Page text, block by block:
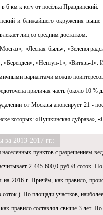
6 км к югу от посёлка Правдинский.
и ближайшего окружения
лиц со средним достатком.
«Лесная быль»,
«Берендеи», «Нептун-1», «Витязь-
вариантами можно
приличая часть (около 10 %
от Москвы анонсирует 21 -
которых: «Пушкинская дубрава»,
за 2013-2017 гг.:
пунктов с разрешением
2 445 600,0 руб./8 соток.
на 2016 г. Причём, как правило,
). По площади участков,
правило составлял свыше 3 лет. По